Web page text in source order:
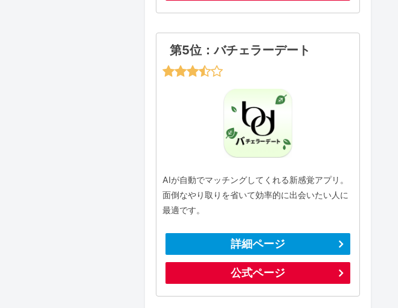
第5位：バチェラーデート
AIが自動でマッチングしてくれる新感覚アプリ。
面倒なやり取りを省いて効率的に出会いたい人に
最適です。
詳細ページ
公式ページ